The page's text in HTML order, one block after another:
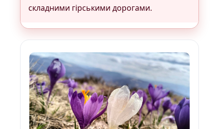
складними гірськими дорогами.